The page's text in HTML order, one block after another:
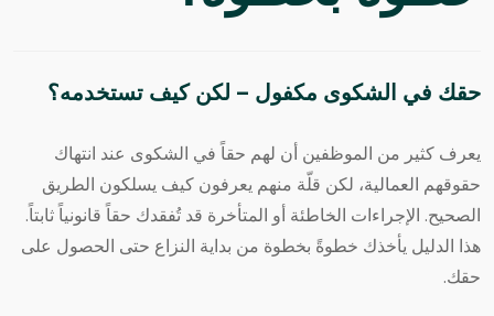
حقك في الشكوى مكفول — لكن كيف تستخدمه؟
يعرف كثير من الموظفين أن لهم حقاً في الشكوى عند انتهاك
حقوقهم العمالية، لكن قلّة منهم يعرفون كيف يسلكون الطريق
الصحيح. الإجراءات الخاطئة أو المتأخرة قد تُفقدك حقاً قانونياً ثابتاً.
هذا الدليل يأخذك خطوةً بخطوة من بداية النزاع حتى الحصول على
حقك.